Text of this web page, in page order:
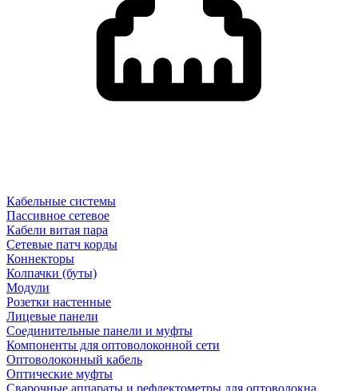
Кабельные системы
Пассивное сетевое
Кабели витая пара
Сетевые патч корды
Коннекторы
Колпачки (буты)
Модули
Розетки настенные
Лицевые панели
Соединительные панели и муфты
Компоненты для оптоволоконной сети
Оптоволоконный кабель
Оптические муфты